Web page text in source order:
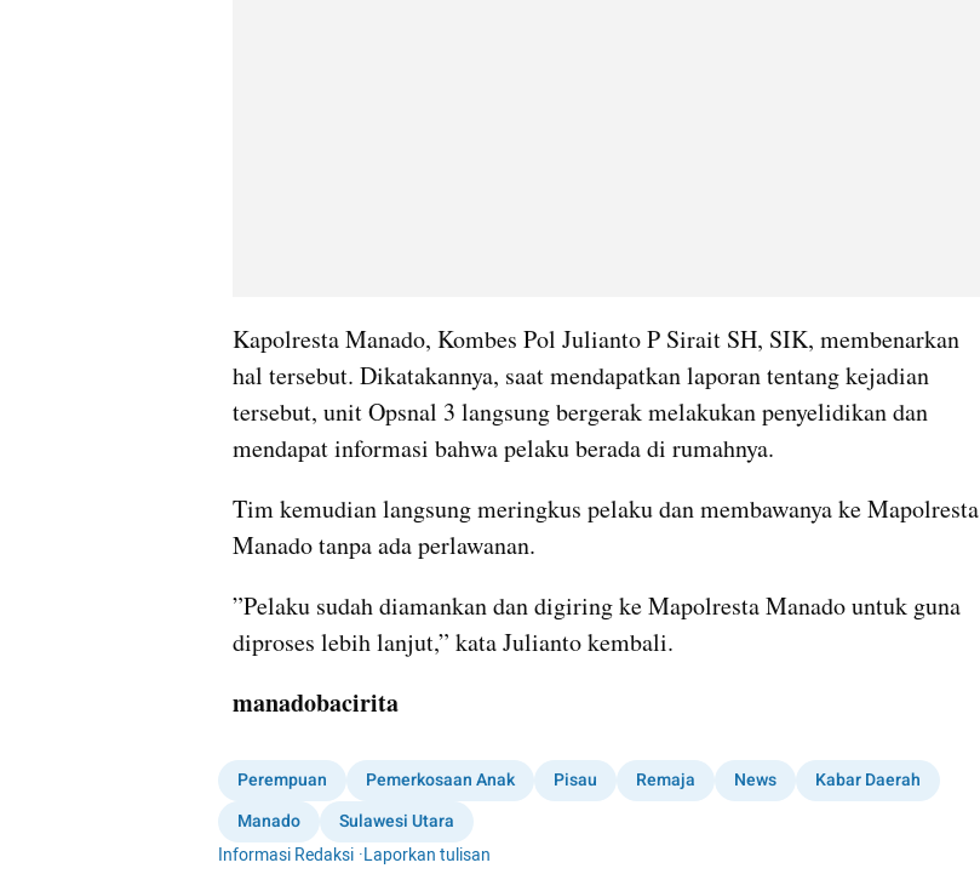
Kapolresta Manado, Kombes Pol Julianto P Sirait SH, SIK, membenarkan
hal tersebut. Dikatakannya, saat mendapatkan laporan tentang kejadian
tersebut, unit Opsnal 3 langsung bergerak melakukan penyelidikan dan
mendapat informasi bahwa pelaku berada di rumahnya.
Tim kemudian langsung meringkus pelaku dan membawanya ke Mapolresta
Manado tanpa ada perlawanan.
”Pelaku sudah diamankan dan digiring ke Mapolresta Manado untuk guna
diproses lebih lanjut,” kata Julianto kembali.
manadobacirita
Perempuan Pemerkosaan Anak Pisau Remaja News
Kabar Daerah
Manado
Sulawesi Utara
Informasi Redaksi ·Laporkan tulisan